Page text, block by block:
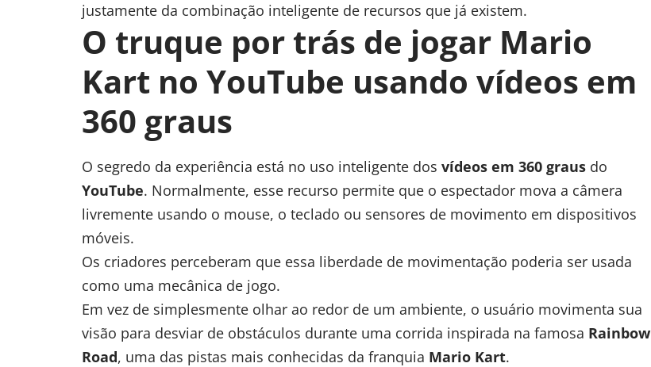
justamente da combinação inteligente de recursos que já existem.
O truque por trás de jogar Mario
Kart no YouTube usando vídeos em
360 graus
O segredo da experiência está no uso inteligente dos vídeos em 360 graus do
YouTube. Normalmente, esse recurso permite que o espectador mova a câmera
livremente usando o mouse, o teclado ou sensores de movimento em dispositivos
móveis.
Os criadores perceberam que essa liberdade de movimentação poderia ser usada
como uma mecânica de jogo.
Em vez de simplesmente olhar ao redor de um ambiente, o usuário movimenta sua
visão para desviar de obstáculos durante uma corrida inspirada na famosa Rainbow
Road, uma das pistas mais conhecidas da franquia Mario Kart.